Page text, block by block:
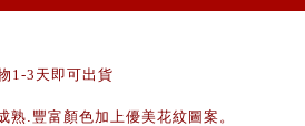
1-3 天即可出貨
熟. 豐富顏色加上優美花紋圖案。